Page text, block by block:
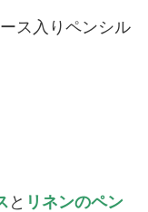
ス入りペンシル
と リネンのペン